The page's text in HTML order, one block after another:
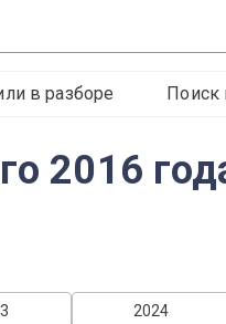
в разборе Поиск
2016
2024